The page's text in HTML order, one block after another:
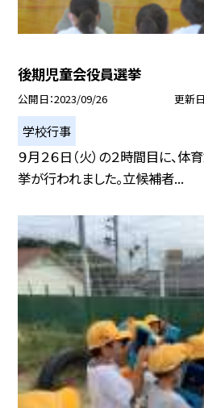
後期児童会役員選挙
公開日 2023/09/26 更新日
学校行事
９月２６日（火）の２時間目に、
挙が行われました。立候補者...